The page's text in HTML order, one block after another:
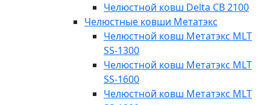
Челюстной ковш Delta СВ 2100
Челюстные ковши Метатэкс
Челюстной ковш Метатэкс MLT
SS-1300
Челюстной ковш Метатэкс MLT
SS-1600
Челюстной ковш Метатэкс MLT